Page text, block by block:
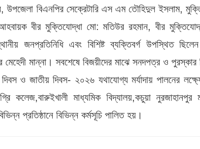
উপজেলা বিএনপির সেক্রেটারি এস এম তৌহিদুল ইসলাম,
বীর মুক্তিযোদ্ধা মো: মতিউর রহমান, বীর
জনপ্রতিনিধি এবং বিশিষ্ট ব্যক্তিবর্গ উপস্থিত
মেহেদী মান্না। সবশেষে বিজয়ীদের মাঝে সনদপত্র ও
দিবস ও জাতীয় দিবস- ২০২৬ যথাযোগ্য মর্যাদায় পালনের
কলেজ,বারুইখালী মাধ্যমিক বিদ্যালয়,কচুয়া নুরজাহানপুর
প্রতিষ্ঠানে বিভিন্ন কর্মসূচি পালিত হয়।